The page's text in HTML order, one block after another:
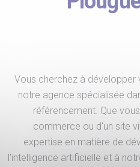
Vous cherchez à développer
notre agence spécialisée
référencement. Que
commerce ou d'un site
expertise en matière de
l'intelligence artificielle et à